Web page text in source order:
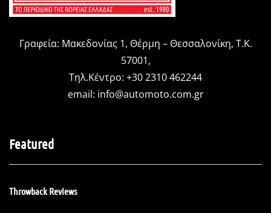
Γραφεία: Μακεδονίας 1, Θέρμη – Θεσσαλονίκη, Τ.Κ.
57001,
Τηλ.Κέντρο: +30 2310 462244
email: info@automoto.com.gr
Featured
Throwback Reviews